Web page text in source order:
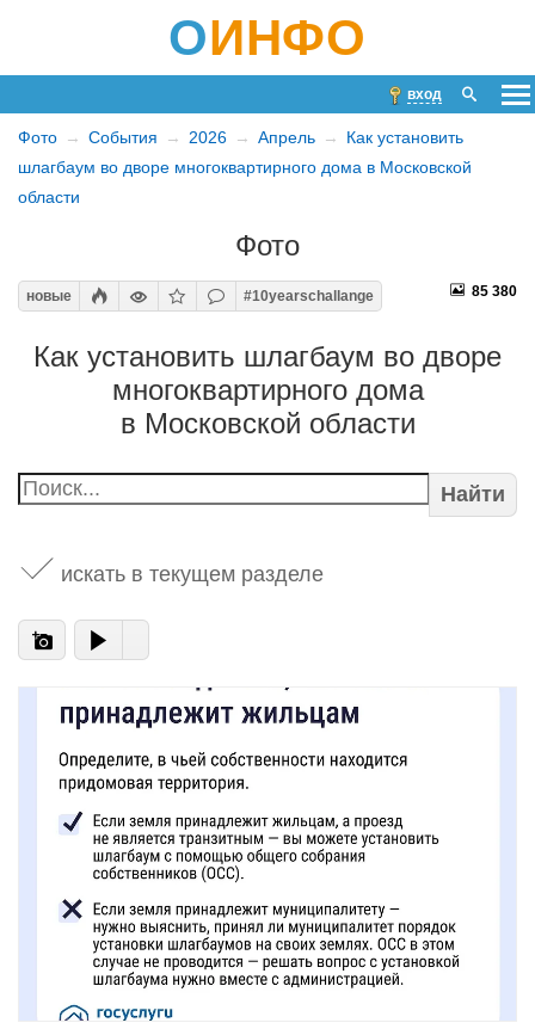
ОИНФО
вход
Фото События 2026 Апрель
Как установить
шлагбаум во дворе многоквартирного дома в Московской
области
Фото
85 380
новые #10yearschallange
Как установить шлагбаум во дворе
многоквартирного дома
в Московской области
Найти
искать в текущем разделе